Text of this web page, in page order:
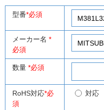
型番*必須
メーカー名 *
必須
数量 *必須
RoHS対応*必
須
対応